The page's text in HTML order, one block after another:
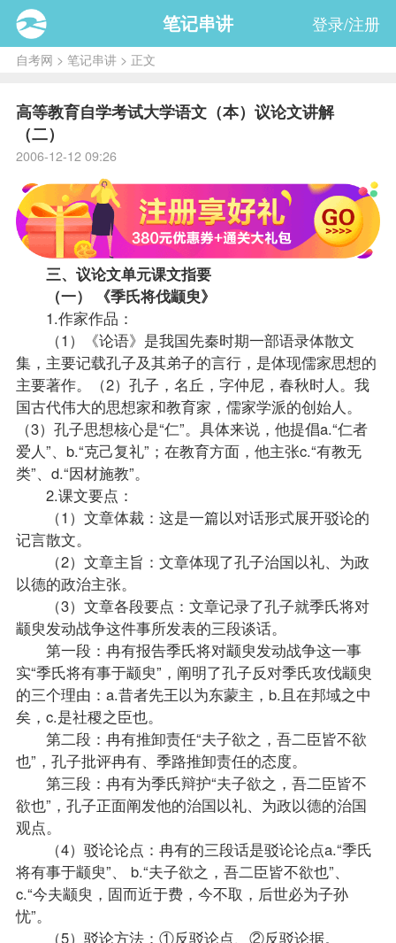
笔记串讲 登录/注册
自考网 > 笔记串讲> 正文
高等教育自学考试大学语文（本）议论文讲解
（二）
2006-12-12 09:26
三、议论文单元课文指要
（一） 《季氏将伐颛臾》
1.作家作品：
（1）《论语》是我国先秦时期一部语录体散文
集，主要记载孔子及其弟子的言行，是体现儒家思想的
主要著作。（2）孔子，名丘，字仲尼，春秋时人。我
国古代伟大的思想家和教育家，儒家学派的创始人。
（3）孔子思想核心是“仁”。具体来说，他提倡a.“仁者
爱人”、b.“克己复礼”；在教育方面，他主张c.“有教无
类”、d.“因材施教”。
2.课文要点：
（1）文章体裁：这是一篇以对话形式展开驳论的
记言散文。
（2）文章主旨：文章体现了孔子治国以礼、为政
以德的政治主张。
（3）文章各段要点：文章记录了孔子就季氏将对
颛臾发动战争这件事所发表的三段谈话。
第一段：冉有报告季氏将对颛臾发动战争这一事
实“季氏将有事于颛臾”，阐明了孔子反对季氏攻伐颛臾
的三个理由：a.昔者先王以为东蒙主，b.且在邦域之中
矣，c.是社稷之臣也。
第二段：冉有推卸责任“夫子欲之，吾二臣皆不欲
也”，孔子批评冉有、季路推卸责任的态度。
第三段：冉有为季氏辩护“夫子欲之，吾二臣皆不
欲也”，孔子正面阐发他的治国以礼、为政以德的治国
观点。
（4）驳论论点：冉有的三段话是驳论论点a.“季氏
将有事于颛臾”、 b.“夫子欲之，吾二臣皆不欲也”、
c.“今夫颛臾，固而近于费，今不取，后世必为子孙
忧”。
（5）驳论方法：①反驳论点、②反驳论据。